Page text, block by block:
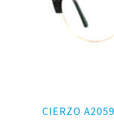
CIERZO